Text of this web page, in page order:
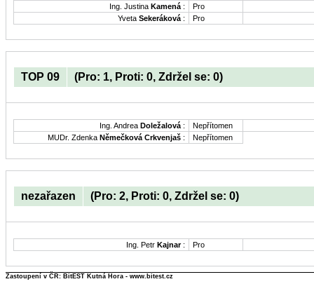
Ing. Justina Kamená :
Pro
Yveta Sekeráková : Pro
TOP 09 (Pro: 1, Proti: 0, Zdržel se: 0)
Ing. Andrea Doležalová :
Nepřítomen
MUDr. Zdenka Němečková Crkvenjaš : Nepřítomen
nezařazen (Pro: 2, Proti: 0, Zdržel se: 0)
Ing. Petr Kajnar: Pro
Zastoupení v ČR: BitEST Kutná Hora - www.bitest.cz